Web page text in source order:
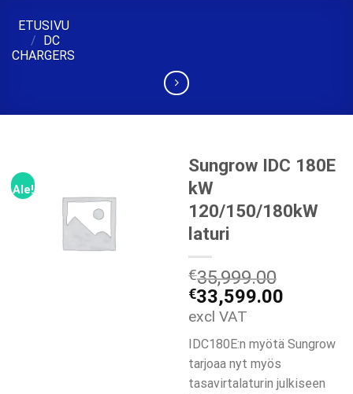
ETUSIVU
/ DC
CHARGERS
Ale!
Sungrow IDC 180E
kW
120/150/180kW
laturi
€35,999.00
Alkuperäinen
hinta
oli:
€35,999.00.
€33,599.00
on:
excl VAT
IDC180E:n myötä Sungrow
tarjoaa nyt myös
tasavirtalaturin julkiseen